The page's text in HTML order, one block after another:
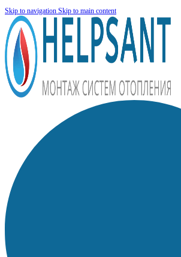
Skip to navigation Skip to main content